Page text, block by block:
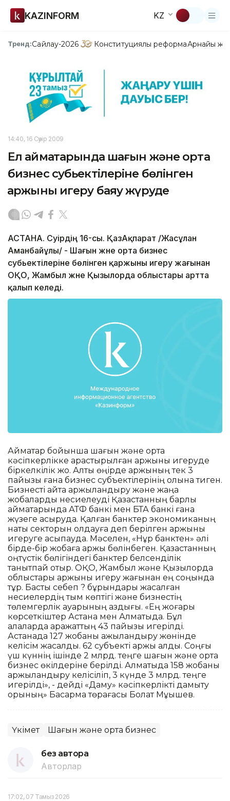
KAZINFORM KZ
Тренд:Сайлау-2026 Конституциялық реформаАрнайы
14:40, 16 Сәуір 2009
Ел аймақтарында шағын және орта
бизнес субьектілеріне бөлінген
қаржыны игеру баяу жүруде
АСТАНА. Сәуірдің 16-сы. ҚазАқпарат /Жасұлан
Аманбайұлы/ - Шағын және орта бизнес
субьектілеріне бөлінген қаржыны игеру жағынан
ОҚО, Жамбыл және Қызылорда облыстары артта
қалып келеді.
Аймақтар бойынша шағын және орта
кәсіпкерлікке қарастырылған қаржыны игеруде
біркелкілік жоқ. Алты өңірде қаржының тек 3
пайызы ғана бизнес субъектілерінің қолына тиген.
Бизнесті қайта қаржыландыру және жаңа
жобаларды несиелеуді Қазақстанның барлық
аймақтарында АТФ банкі мен БТА банкі ғана
жүзеге асыруда. Қалған банктер экономиканың
нақты секторын қолдауға деп берілген қаржыны
игеруге асықпауда. Мәселен, «Нұр банктен» әлі
бірде-бір жобаға қаржы бөлінбеген. Қазақстанның
оңтүстік бөлігіндегі банктер белсенділік
танытпай отыр. ОҚО, Жамбыл және Қызылорда
облыстары қаржыны игеру жағынан ең соңында
тұр. Басты себеп ? бұрындары жасалған
несиелердің тым көптігі және бизнестің
төлемгерлік қауқарының аздығы. «Ең жоғары
көрсеткіштер Астана мен Алматыда. Бұл
қалаларда қаражаттың 43 пайызы игерілді.
Астанада 127 жобаны қажыландыру жөнінде
келісім жасалды. 62 субъекті қаржы алды. Соңғы
үш күннің ішінде 2 млрд. теңге шағын және орта
бизнес өкілдеріне берілді. Алматыда 158 жобаны
қаржыландыру келісіліп, 3 күнде 3 млрд. теңге
игерілді», - дейді «Даму» кәсіпкерлікті дамыту
қорының» Басқарма төрағасы Болат Мұқышев.
Үкімет Шағын және орта бизнес
без автора
Авторлар
17:02, 07 Тамыз 2026